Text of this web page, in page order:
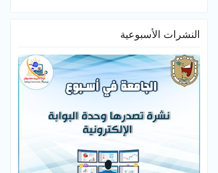
النشرات الأسبوعية